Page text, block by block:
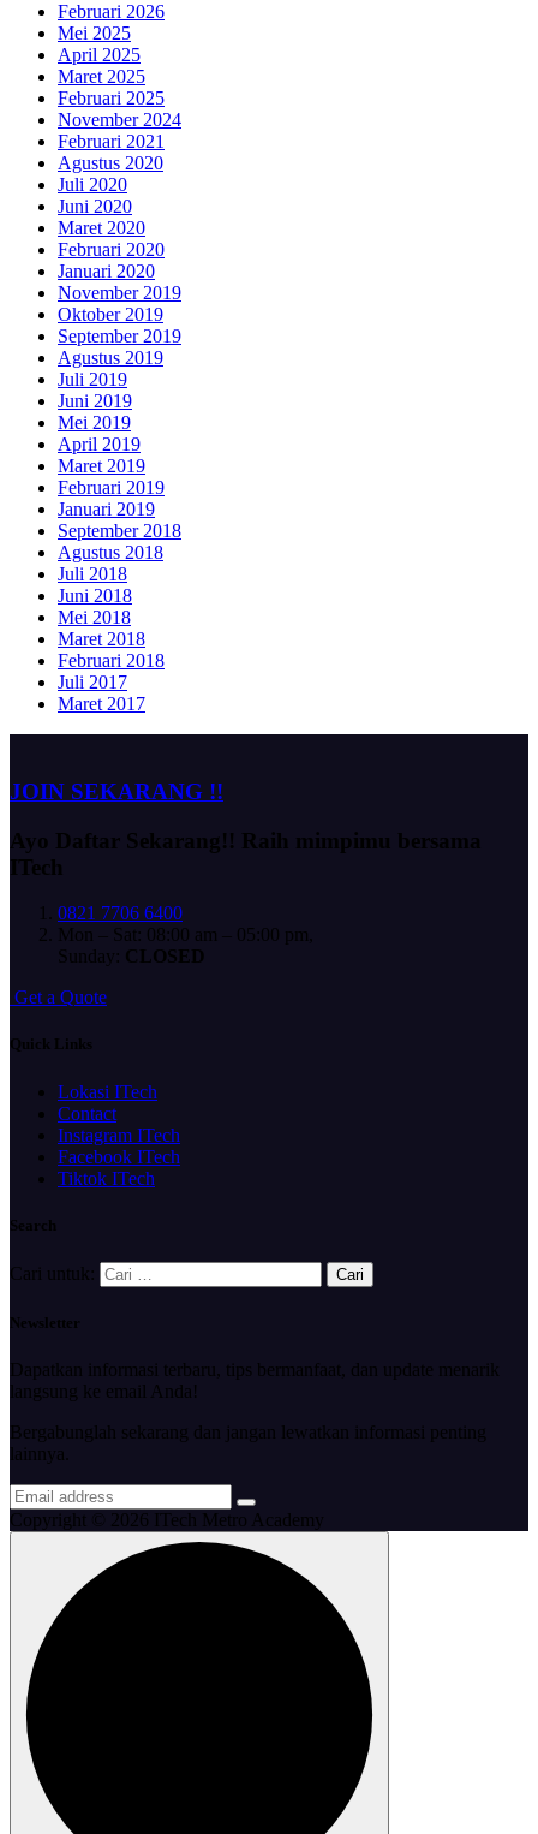
Februari 2026
Mei 2025
April 2025
Maret 2025
Februari 2025
November 2024
Februari 2021
Agustus 2020
Juli 2020
Juni 2020
Maret 2020
Februari 2020
Januari 2020
November 2019
Oktober 2019
September 2019
Agustus 2019
Juli 2019
Juni 2019
Mei 2019
April 2019
Maret 2019
Februari 2019
Januari 2019
September 2018
Agustus 2018
Juli 2018
Juni 2018
Mei 2018
Maret 2018
Februari 2018
Juli 2017
Maret 2017
JOIN SEKARANG !!
Ayo Daftar Sekarang!! Raih mimpimu bersama
ITech
0821 7706 6400
Mon – Sat: 08:00 am – 05:00 pm,
Sunday: CLOSED
Get a Quote
Quick Links
Lokasi ITech
Contact
Instagram ITech
Facebook ITech
Tiktok ITech
Search
Cari untuk:
Newsletter
Dapatkan informasi terbaru, tips bermanfaat, dan update menarik
langsung ke email Anda!
Bergabunglah sekarang dan jangan lewatkan informasi penting
lainnya.
Copyright © 2026 ITech Metro Academy